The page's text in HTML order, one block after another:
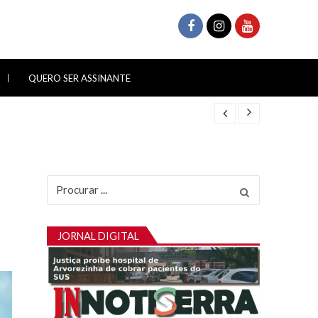
QUERO SER ASSINANTE
por:
JORNAL DIGITAL